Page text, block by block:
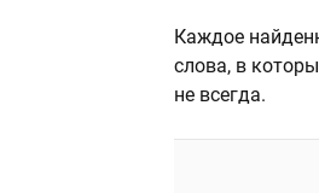
Каждое
слова, в
не всегда.